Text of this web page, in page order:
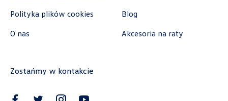
ul. Szaflarska 170, Nowy Targ
Autorud Stalowa Wola
Polityka plików cookies
Blog
O nas
Akcesoria na raty
Zostańmy w kontakcie